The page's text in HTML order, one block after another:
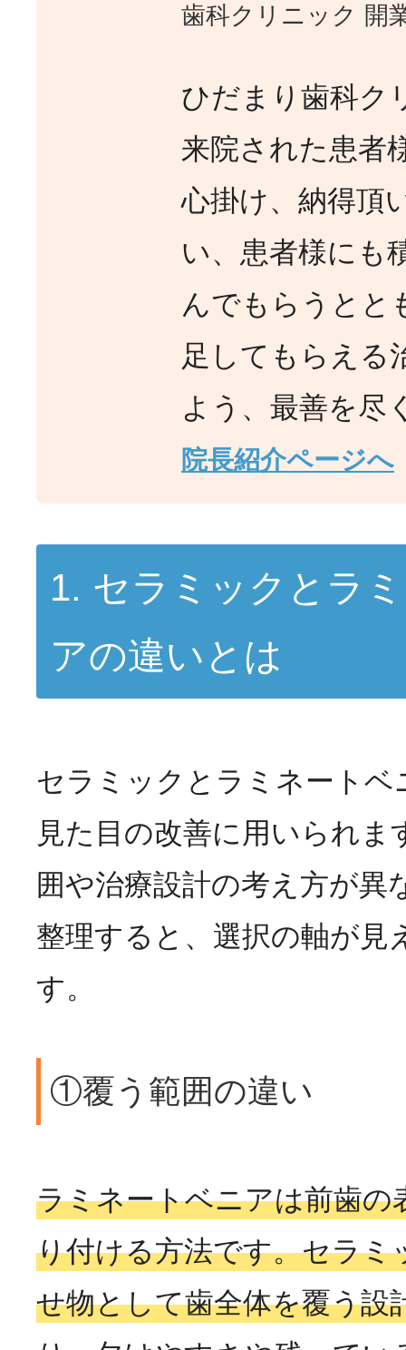
歯科クリニック 開
ひだまり歯科ク
来院された患者
心掛け、納得頂
い、患者様にも
んでもらうとと
足してもらえる
よう、最善を尽
院長紹介ページへ
1. セラミックとラ
アの違いとは
セラミックとラミネート
見た目の改善に用いられま
囲や治療設計の考え方が異
整理すると、選択の軸が見
す。
①覆う範囲の違い
ラミネートベニアは前歯の
り付ける方法です。セラミ
せ物として歯全体を覆う設